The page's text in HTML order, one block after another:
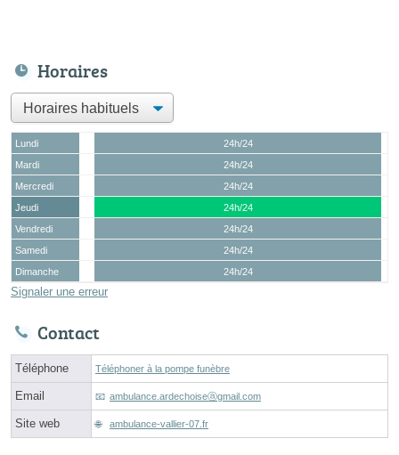
Horaires
Lundi
24h/24
Mardi
24h/24
Mercredi
24h/24
Jeudi
24h/24
Vendredi
24h/24
Samedi
24h/24
Dimanche
24h/24
Signaler une erreur
Contact
Téléphone Téléphoner à la pompe funèbre
Email ambulance.ardechoiseⓐgmail.com
Site web ambulance-vallier-07.fr